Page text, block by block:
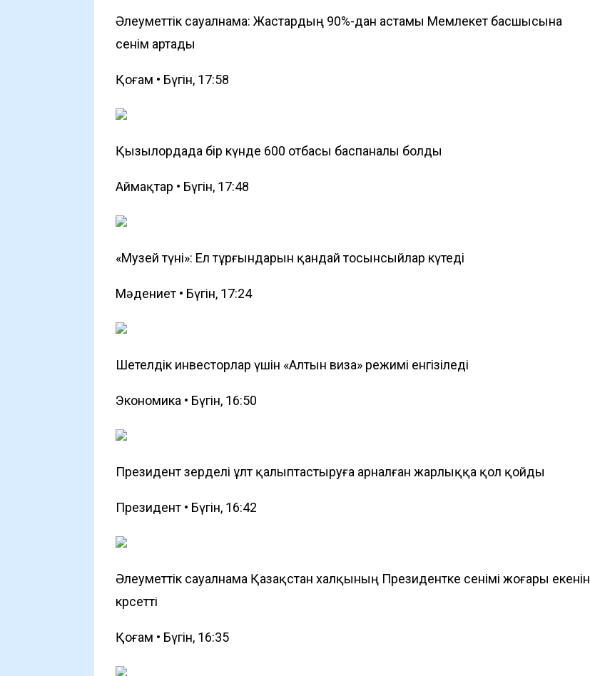
Әлеуметтік сауалнама: Жастардың 90%-дан астамы Мемлекет басшысына
сенім артады
Қоғам • Бүгін, 17:58
Қызылордада бір күнде 600 отбасы баспаналы болды
Аймақтар • Бүгін, 17:48
«Музей түні»: Ел тұрғындарын қандай тосынсыйлар күтеді
Мәдениет • Бүгін, 17:24
Шетелдік инвесторлар үшін «Алтын виза» режимі енгізіледі
Экономика • Бүгін, 16:50
Президент зерделі ұлт қалыптастыруға арналған жарлыққа қол қойды
Президент • Бүгін, 16:42
Әлеуметтік сауалнама Қазақстан халқының Президентке сенімі жоғары екенін
көрсетті
Қоғам • Бүгін, 16:35